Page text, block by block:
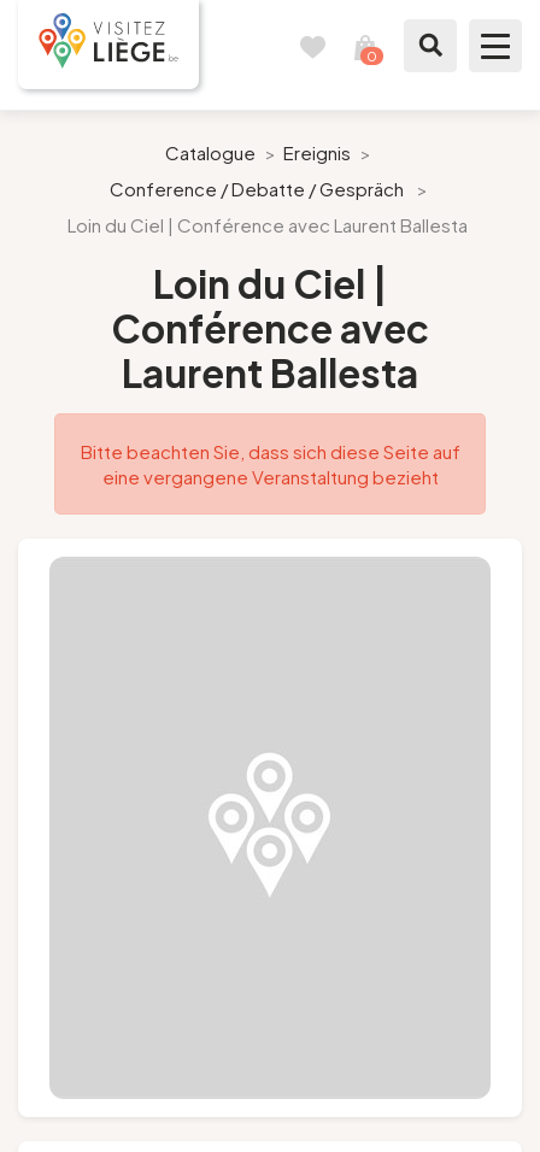
0
Wie ein Bürger von Lüttich
Meinen Aufenthalt vorbereiten
Unsere Vorschläge
Stadt Lüttich
Agenda
Presse
Catalogue > Ereignis >
Conference / Debatte / Gespräch
>
Loin du Ciel | Conférence avec Laurent Ballesta
Loin du Ciel |
Conférence avec
Laurent Ballesta
Bitte beachten Sie, dass sich diese Seite auf
eine vergangene Veranstaltung bezieht